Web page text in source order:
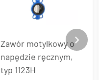
Zawór motylkowy do
gazu z napędem
ręcznym, typ 1141